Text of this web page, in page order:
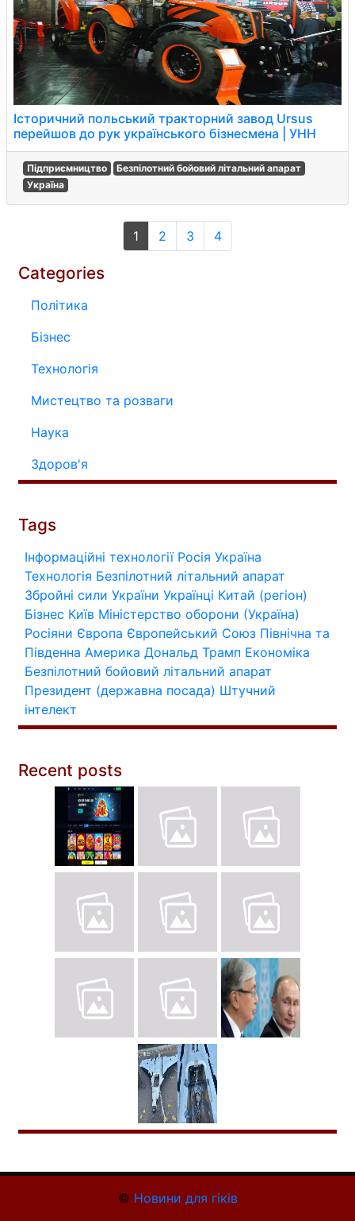
Історичний польський тракторний завод Ursus
перейшов до рук українського бізнесмена | УНН
Підприємництво
Безпілотний бойовий літальний апарат
Україна
1 2 3 4
Categories
Політика
Бізнес
Технологія
Мистецтво та розваги
Наука
Здоров'я
Tags
Інформаційні технології Росія Україна
Технологія Безпілотний літальний апарат
Збройні сили України Українці Китай (регіон)
Бізнес Київ Міністерство оборони (Україна)
Росіяни Європа Європейський Союз Північна та
Південна Америка Дональд Трамп Економіка
Безпілотний бойовий літальний апарат
Президент (державна посада) Штучний
інтелект
Recent posts
© Новини для гіків